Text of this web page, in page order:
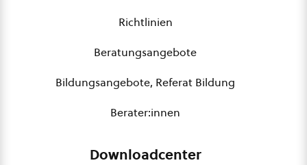
Richtlinien
Beratungsangebote
Bildungsangebote, Referat Bildung
Berater:innen
Downloadcenter